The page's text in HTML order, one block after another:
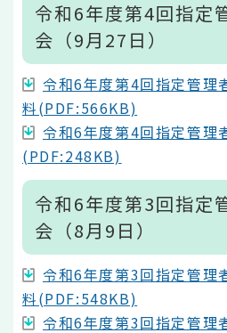
令和6年度第4回指定
会（9月27日）
令和6年度第4回指定管理
料(PDF:566KB)
令和6年度第4回指定管理
(PDF:248KB)
令和6年度第3回指定
会（8月9日）
令和6年度第3回指定管理
料(PDF:548KB)
令和6年度第3回指定管理